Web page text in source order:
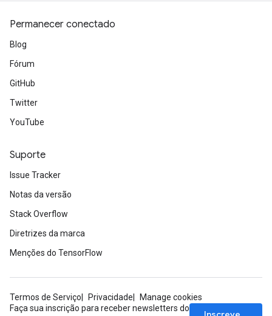
Permanecer conectado
Blog
Fórum
GitHub
Twitter
YouTube
Suporte
Issue Tracker
Notas da versão
Stack Overflow
Diretrizes da marca
Menções do TensorFlow
Termos de Serviço Privacidade
Manage cookies
Faça sua inscrição para receber newsletters do